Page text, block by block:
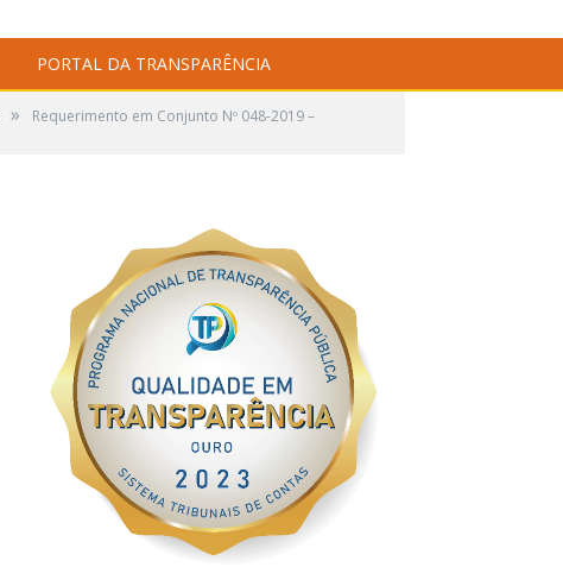
PORTAL DA TRANSPARÊNCIA
» Requerimento em Conjunto Nº 048-2019 –